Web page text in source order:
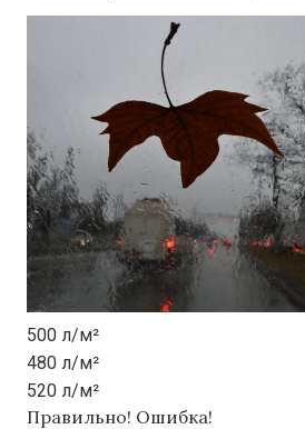
500 л/м²
480 л/м²
520 л/м²
Правильно! Ошибка!